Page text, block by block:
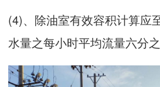
(4)、除油室有效容积计算应
水量之每小时平均流量六分之